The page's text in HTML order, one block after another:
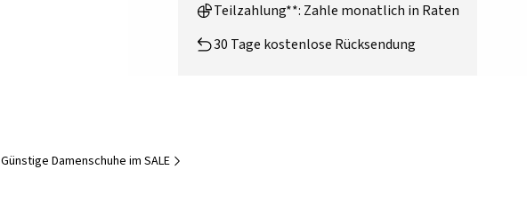
Teilzahlung**: Zahle monatlich in Raten
30 Tage kostenlose Rücksendung
Günstige Damenschuhe im SALE